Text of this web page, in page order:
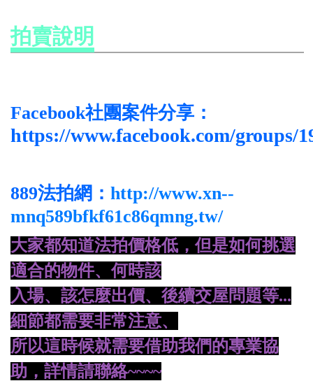
拍賣說明
Facebook社團案件分享：
https://www.facebook.com/groups/
889法拍網： http://www.xn--
mnq589bfkf61c86qmng.tw/
大家都知道法拍價格低，但是如何挑選
適合的物件、何時該
入場、 該怎麼出價、後續交屋問題等...
細節都需要非常注意、
所以這時候就需要借助我們的專業協
助，詳情請聯絡~~~~